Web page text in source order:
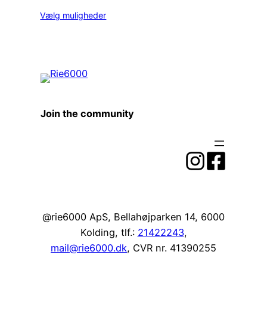
Vælg muligheder
Join the community
@rie6000 ApS, Bellahøjparken 14, 6000
Kolding, tlf.: 21422243,
mail@rie6000.dk, CVR nr. 41390255